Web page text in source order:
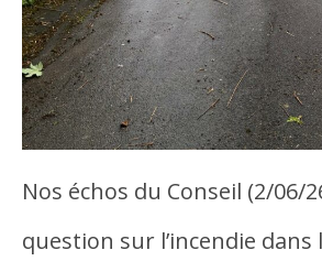
Nos échos du Conseil (2/06/
question sur l’incendie